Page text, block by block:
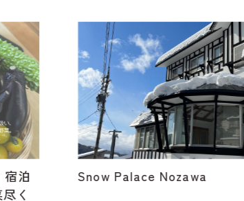
Snow Palace Nozawa